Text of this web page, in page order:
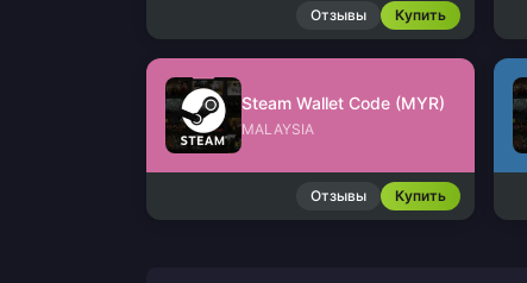
Отзывы Купить
Steam Wallet Code (MYR)
MALAYSIA
Отзывы Купить